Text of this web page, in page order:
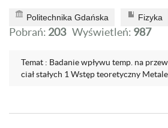
Politechnika Gdańska Fizyka
Pobrań: 203 Wyświetleń: 987
Temat : Badanie wpływu temp. na
ciał stałych 1 Wstęp teoretyczny Metale...